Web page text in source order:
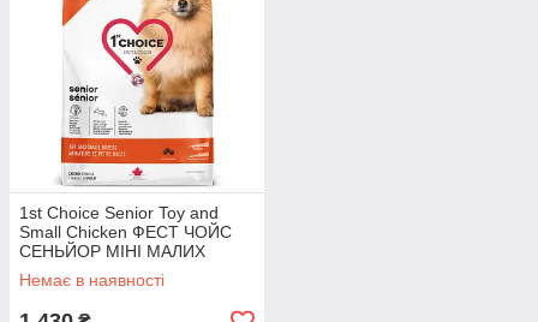
1st Choice Senior Toy and
Small Сhicken ФЕСТ ЧОЙС
СЕНЬЙОР МІНІ МАЛИХ
КУРКА сухий суперпреміум
корм для літніх або
Немає в наявності